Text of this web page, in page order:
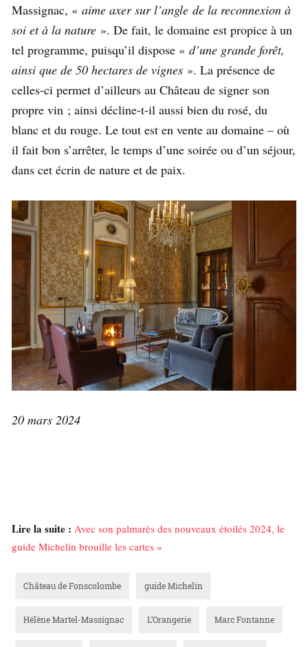
Massignac, « aime axer sur l’angle de la reconnexion à
soi et à la nature ». De fait, le domaine est propice à un
tel programme, puisqu’il dispose « d’une grande forêt,
ainsi que de 50 hectares de vignes ». La présence de
celles-ci permet d’ailleurs au Château de signer son
propre vin ; ainsi décline-t-il aussi bien du rosé, du
blanc et du rouge. Le tout est en vente au domaine – où
il fait bon s’arrêter, le temps d’une soirée ou d’un séjour,
dans cet écrin de nature et de paix.
20 mars 2024
Lire la suite : Avec son palmarès des nouveaux étoilés 2024, le
guide Michelin brouille les cartes »
Château de Fonscolombe guide Michelin
Hélène Martel-Massignac L’Orangerie Marc Fontanne